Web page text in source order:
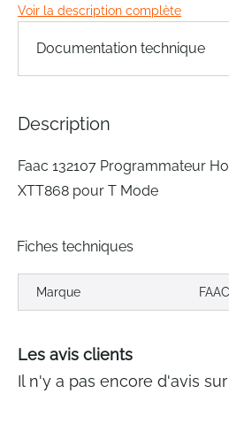
of
the
images
Voir la description complète
Documentation technique
Description
Faac 132107 Programmateur
XTT868 pour T Mode
Fiches techniques
Marque FAAC
Les avis clients
Il n'y a pas encore d'avis